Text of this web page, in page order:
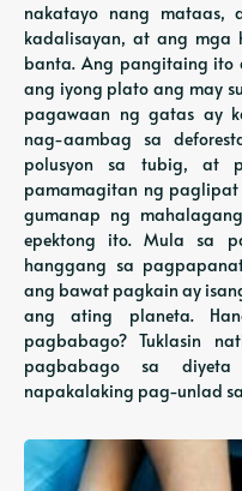
nakatayo nang mataas,
kadalisayan, at ang mga
banta. Ang pangitaing
ang iyong plato ang may
pagawaan ng gatas ay
nag-aambag sa
polusyon sa tubig, at
pamamagitan ng
gumanap ng
epektong ito. Mula sa
hanggang sa
ang bawat pagkain ay
ang ating planeta.
pagbabago? Tuklasin
pagbabago sa
napakalaking pag-unlad